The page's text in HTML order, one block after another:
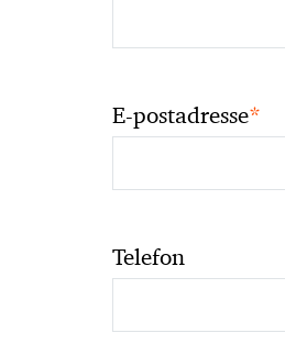
E-postadresse*
Telefon